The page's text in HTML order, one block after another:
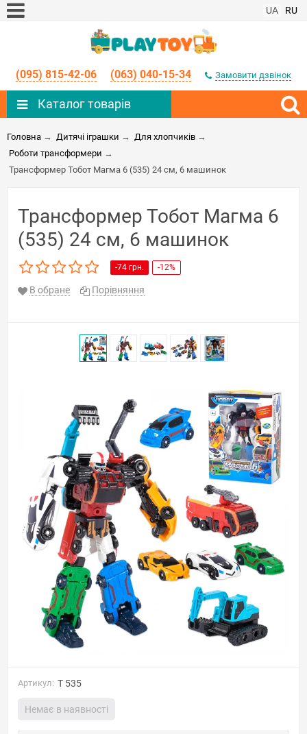
UA RU
(095) 815-42-06 (063) 040-15-34 Замовити дзвінок
Каталог товарів
Головна → Дитячі іграшки → Для хлопчиків →
Роботи трансформери →
Трансформер Тобот Магма 6 (535) 24 см, 6 машинок
Трансформер Тобот Магма 6
(535) 24 см, 6 машинок
-74 грн. -12%
В обране Порівняння
Артикул: T 535
Немає в наявності